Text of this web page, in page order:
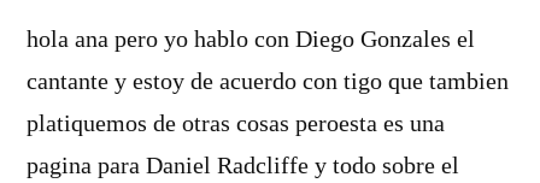
hola ana pero yo hablo con Diego Gonzales el
cantante y estoy de acuerdo con tigo que tambien
platiquemos de otras cosas peroesta es una
pagina para Daniel Radcliffe y todo sobre el